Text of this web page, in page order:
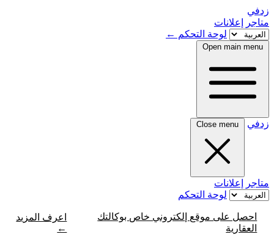
زدفي
متاجر
إعلانات
لوحة التحكم ←
Open main menu
زدفي Close menu
متاجر
إعلانات
لوحة التحكم
احصل على موقع إلكتروني خاص بوكالتك
العقارية
اعرف المزيد
←